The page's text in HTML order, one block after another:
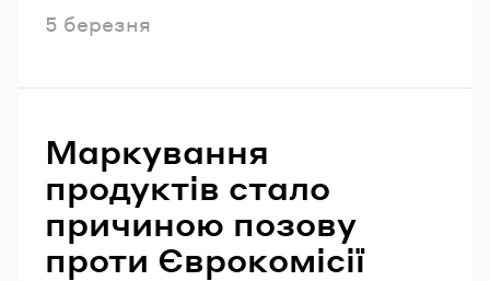
Опубліковано
5 березня
Маркування
продуктів стало
причиною позову
проти Єврокомісії